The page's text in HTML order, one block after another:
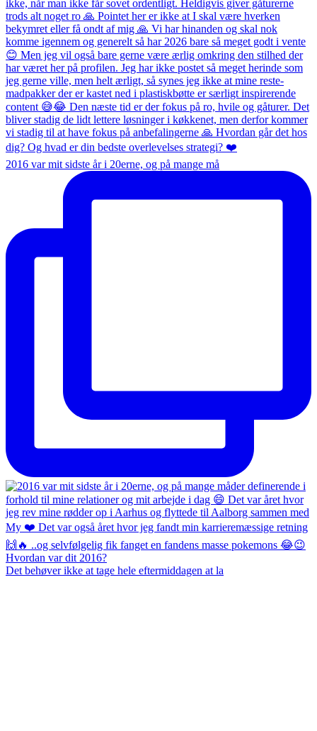
2016 var mit sidste år i 20erne, og på mange må
Det behøver ikke at tage hele eftermiddagen at la